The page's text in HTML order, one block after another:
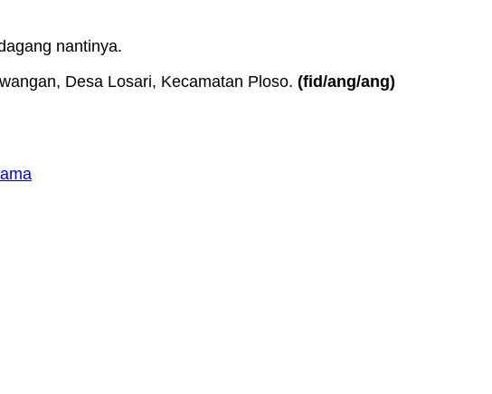
nantinya.
Desa Losari, Kecamatan Ploso. (fid/ang/ang)